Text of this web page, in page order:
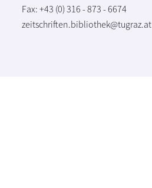
Fax: +43 (0) 316 - 873 - 6674
zeitschriften.bibliothek@tugraz.at